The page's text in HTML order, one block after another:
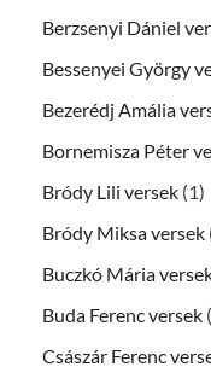
Berzsenyi Dániel
Bessenyei György
Bezerédj Amália
Bornemisza Péter
Bródy Lili versek (1)
Bródy Miksa versek
Buczkó Mária
Buda Ferenc versek
Császár Ferenc